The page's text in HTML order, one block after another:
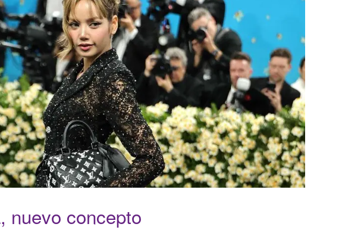
nuevo concepto